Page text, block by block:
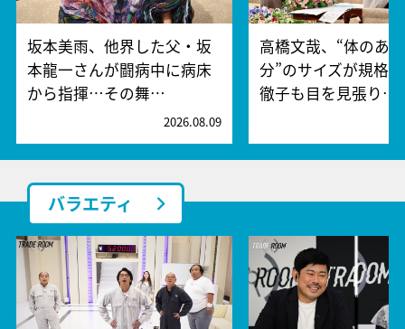
坂本美雨、他界した父・坂
本龍一さんが闘病中に病床
から指揮…その舞…
2026.08.09
高橋文哉、“体のあ
分”のサイズが規格
徹子も目を見張り…
バラエティ